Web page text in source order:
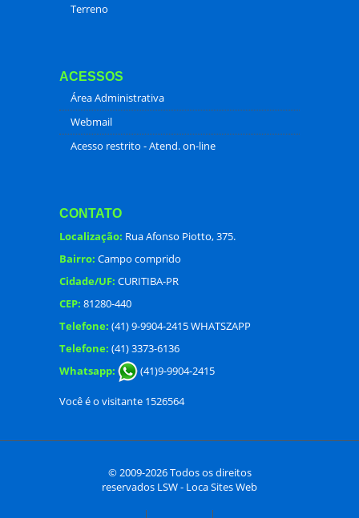
Terreno
ACESSOS
Área Administrativa
Webmail
Acesso restrito - Atend. on-line
CONTATO
Localização: Rua Afonso Piotto, 375.
Bairro: Campo comprido
Cidade/UF: CURITIBA-PR
CEP: 81280-440
Telefone: (41) 9-9904-2415 WHATSZAPP
Telefone: (41) 3373-6136
Whatsapp:
(41)9-9904-2415
Você é o visitante 1526564
© 2009-2026 Todos os direitos
reservados LSW - Loca Sites Web